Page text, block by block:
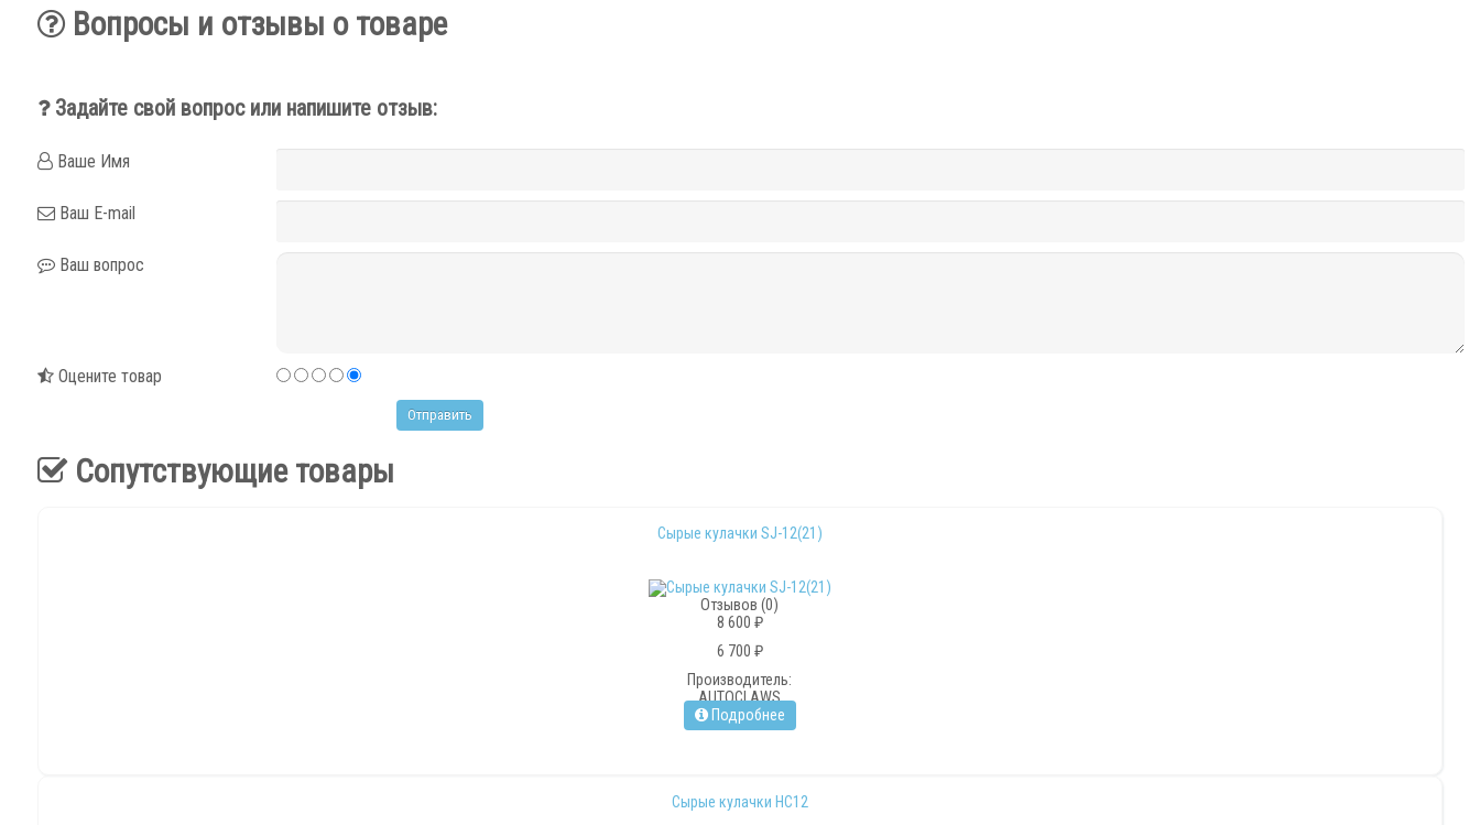
Вопросы и отзывы о товаре
Задайте свой вопрос или напишите отзыв:
Ваше Имя
Ваш E-mail
Ваш вопрос
Оцените товар
Сопутствующие товары
Сырые кулачки SJ-12(21)
Отзывов (0)
8 600 ₽
6 700 ₽
Производитель:
AUTOCLAWS
Подробнее
Сырые кулачки HC12